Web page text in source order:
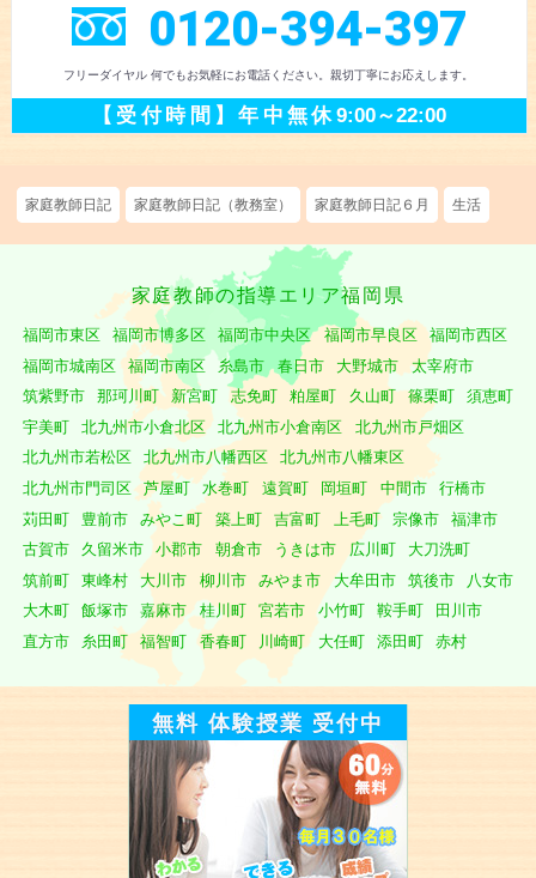
0120-394-397
フリーダイヤル 何でもお気軽にお電話ください。親切丁寧にお応えします。
【受付時間】年中無休9:00～22:00
家庭教師日記 家庭教師日記（教務室） 家庭教師日記６月 生活
家庭教師の指導エリア福岡県
福岡市東区 福岡市博多区 福岡市中央区 福岡市早良区
福岡市西区
福岡市城南区
福岡市南区 糸島市 春日市 大野城市
太宰府市
筑紫野市
那珂川町 新宮町 志免町 粕屋町 久山町 篠栗町
須恵町
宇美町
北九州市小倉北区 北九州市小倉南区
北九州市戸畑区
北九州市若松区
北九州市八幡西区
北九州市八幡東区
北九州市門司区
芦屋町 水巻町 遠賀町 岡垣町 中間市
行橋市
苅田町
豊前市 みやこ町 築上町 吉富町 上毛町 宗像市
福津市
古賀市
久留米市 小郡市 朝倉市 うきは市 広川町
大刀洗町
筑前町
東峰村 大川市 柳川市 みやま市 大牟田市 筑後市
八女市
大木町
飯塚市 嘉麻市 桂川町 宮若市 小竹町 鞍手町
田川市
直方市
糸田町 福智町 香春町 川崎町 大任町 添田町 赤村
無料 体験授業 受付中